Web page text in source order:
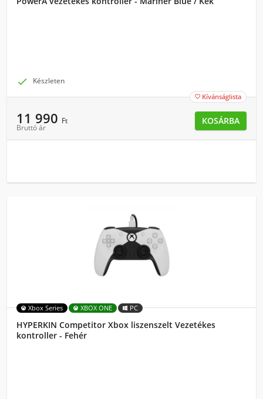
 Készleten
 Kívánságlista
11 990 Ft
Bruttó ár
KOSÁRBA
Xbox Series XBOX ONE PC
HYPERKIN Competitor Xbox liszenszelt Vezetékes
kontroller - Fehér